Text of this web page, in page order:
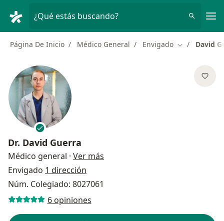
¿Qué estás buscando?
Página De Inicio Médico General Envigado Cambiar de
David
Dr. David Guerra
Médico general · Ver más
Envigado 1 dirección
Núm. Colegiado: 8027061
6 opiniones